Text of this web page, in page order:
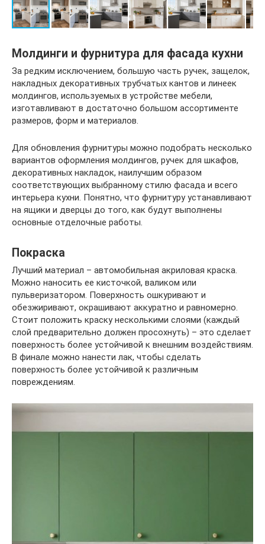
Молдинги и фурнитура для фасада кухни
За редким исключением, большую часть ручек, защелок,
накладных декоративных трубчатых кантов и линеек
молдингов, используемых в устройстве мебели,
изготавливают в достаточно большом ассортименте
размеров, форм и материалов.
Для обновления фурнитуры можно подобрать несколько
вариантов оформления молдингов, ручек для шкафов,
декоративных накладок, наилучшим образом
соответствующих выбранному стилю фасада и всего
интерьера кухни. Понятно, что фурнитуру устанавливают
на ящики и дверцы до того, как будут выполнены
основные отделочные работы.
Покраска
Лучший материал – автомобильная акриловая краска.
Можно наносить ее кисточкой, валиком или
пульверизатором. Поверхность ошкуривают и
обезжиривают, окрашивают аккуратно и равномерно.
Стоит положить краску несколькими слоями (каждый
слой предварительно должен просохнуть) – это сделает
поверхность более устойчивой к внешним воздействиям.
В финале можно нанести лак, чтобы сделать
поверхность более устойчивой к различным
повреждениям.